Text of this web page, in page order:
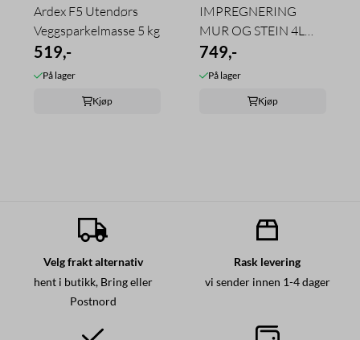
Ardex F5 Utendørs
Veggsparkelmasse 5 kg
519,-
På lager
Kjøp
IMPREGNERING
MUR OG STEIN 4L
JOTUN
749,-
På lager
Kjøp
Velg frakt alternativ
hent i butikk, Bring eller
Postnord
Rask levering
vi sender innen 1-4 dager